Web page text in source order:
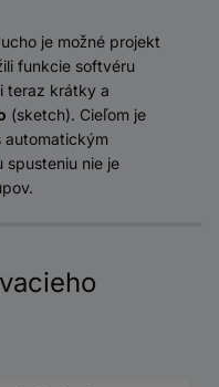
je možné projekt
funkcie softvéru
teraz krátky a
(sketch). Cieľom je
automatickým
spusteniu nie je